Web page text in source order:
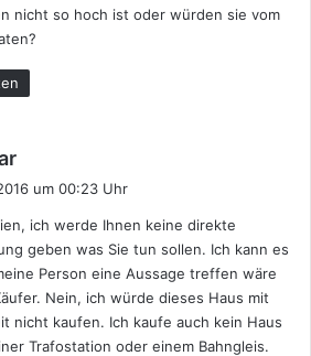
nicht so hoch ist oder würden sie vom
t
:
um 00:23 Uhr
ich werde Ihnen keine direkte
geben was Sie tun sollen. Ich kann es
Person eine Aussage treffen wäre
Nein, ich würde dieses Haus mit
nicht kaufen. Ich kaufe auch kein Haus
Trafostation oder einem Bahngleis.